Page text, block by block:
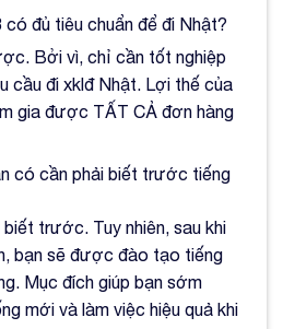
đủ tiêu chuẩn để đi Nhật?
Bởi vì, chỉ cần tốt nghiệp
cầu đi xklđ Nhật. Lợi thế của
gia được TẤT CẢ đơn hàng
có cần phải biết trước tiếng
trước. Tuy nhiên, sau khi
bạn sẽ được đào tạo tiếng
Mục đích giúp bạn sớm
mới và làm việc hiệu quả khi